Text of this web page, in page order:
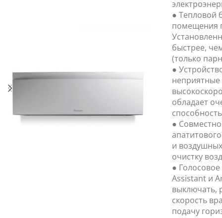
● Тепловой
помещения
быстрее,
(только
●
обладает
●
и
очистку
●
Assistant и
выключать,
скорость
подачу